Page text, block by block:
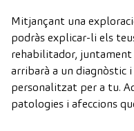
Mitjançant una
podràs explicar-li els
rehabilitador, juntament
arribarà a un diagnòstic
personalitzat per a tu.
patologies i afeccions